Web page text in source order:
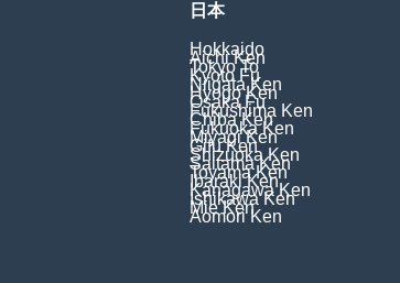
日本
Hokkaido
Aichi Ken
Tokyo To
Kyoto Fu
Niigata Ken
Hyogo Ken
Osaka Fu
Fukushima Ken
Chiba Ken
Fukuoka Ken
Miyagi Ken
Gifu Ken
Shizuoka Ken
Saitama Ken
Toyama Ken
Ibaraki Ken
Kanagawa Ken
Ishikawa Ken
Mie Ken
Aomori Ken